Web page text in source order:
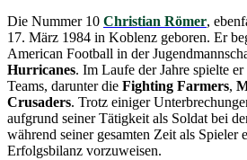
Die Nummer 10 Christian Römer,
17. März 1984 in Koblenz geboren. Er
American Football in der
Hurricanes. Im Laufe der Jahre spielte
Teams, darunter die Fighting Farmers,
Crusaders. Trotz einiger
aufgrund seiner Tätigkeit als Soldat bei
während seiner gesamten Zeit als Spieler
Erfolgsbilanz vorzuweisen.